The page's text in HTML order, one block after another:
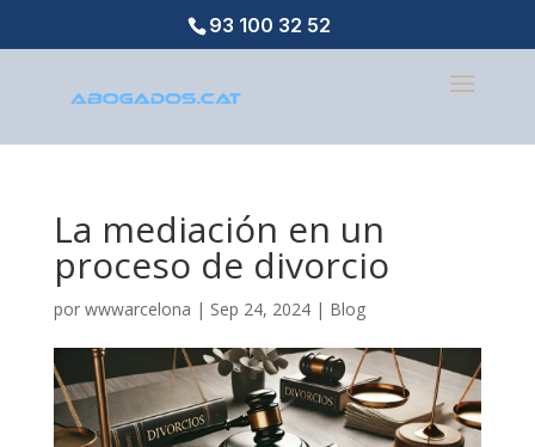
93 100 32 52
La mediación en un
proceso de divorcio
por wwwarcelona | Sep 24, 2024| Blog